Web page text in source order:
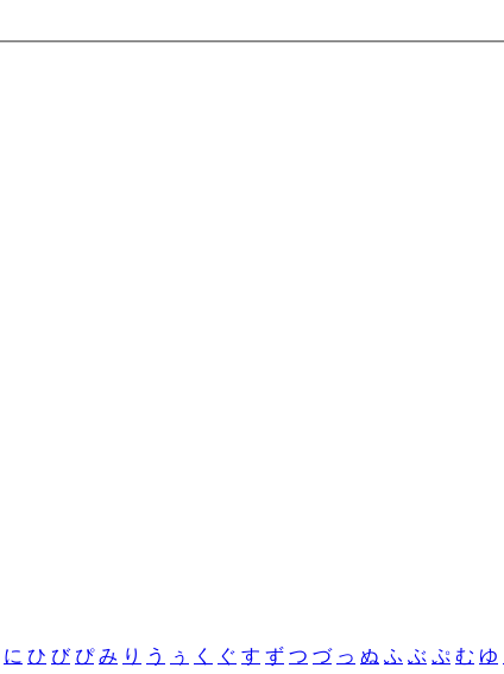
に ひ び ぴ み り う ぅ く ぐ す ず つ づ っ ぬ ふ ぶ ぷ む ゆ